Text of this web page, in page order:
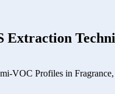
Extraction
VOC Profiles in